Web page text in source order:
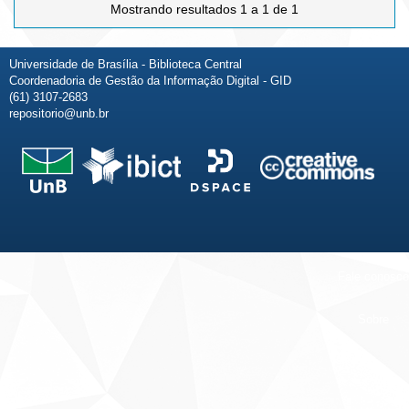
Mostrando resultados 1 a 1 de 1
Universidade de Brasília - Biblioteca Central
Coordenadoria de Gestão da Informação Digital - GID
(61) 3107-2683
repositorio@unb.br